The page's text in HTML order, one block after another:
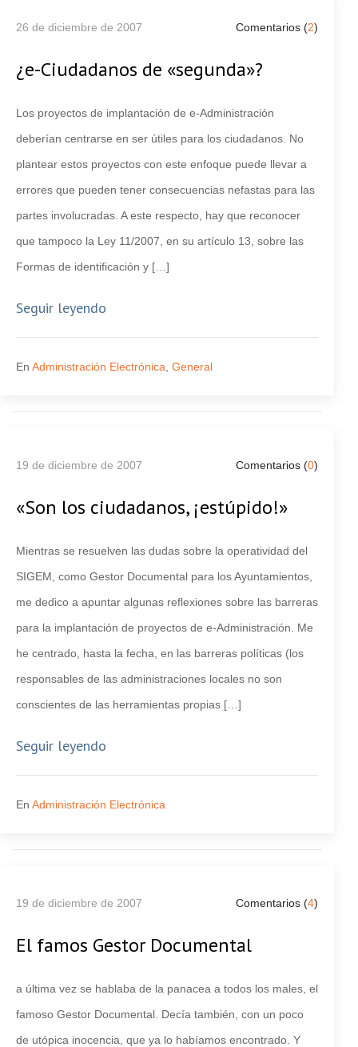
26 de diciembre de 2007 Comentarios (2)
¿e-Ciudadanos de «segunda»?
Los proyectos de implantación de e-Administración
deberían centrarse en ser útiles para los ciudadanos. No
plantear estos proyectos con este enfoque puede llevar a
errores que pueden tener consecuencias nefastas para las
partes involucradas. A este respecto, hay que reconocer
que tampoco la Ley 11/2007, en su artículo 13, sobre las
Formas de identificación y […]
Seguir leyendo
En Administración Electrónica General
19 de diciembre de 2007 Comentarios (0)
«Son los ciudadanos, ¡estúpido!»
Mientras se resuelven las dudas sobre la operatividad del
SIGEM, como Gestor Documental para los Ayuntamientos,
me dedico a apuntar algunas reflexiones sobre las barreras
para la implantación de proyectos de e-Administración. Me
he centrado, hasta la fecha, en las barreras políticas (los
responsables de las administraciones locales no son
conscientes de las herramientas propias […]
Seguir leyendo
En Administración Electrónica
19 de diciembre de 2007 Comentarios (4)
El famos Gestor Documental
a última vez se hablaba de la panacea a todos los males, el
famoso Gestor Documental. Decía también, con un poco
de utópica inocencia, que ya lo habíamos encontrado. Y